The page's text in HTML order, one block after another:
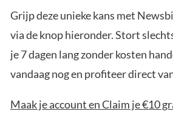
Grijp deze unieke kans met
via de knop hieronder. Stort
je 7 dagen lang zonder kosten
vandaag nog en profiteer direct
Maak je account en Claim je €10